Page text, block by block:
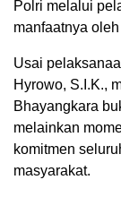
Polri melalui
manfaatnya
Usai
Hyrowo, S.I.K.,
Bhayangkara
melainkan
komitmen
masyarakat.